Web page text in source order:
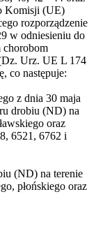
Komisji (UE)
rozporządzenie
w odniesieniu do
chorobom
Urz. UE L 174
co następuje:
z dnia 30 maja
drobiu (ND) na
oraz
6521, 6762 i
(ND) na terenie
płońskiego oraz